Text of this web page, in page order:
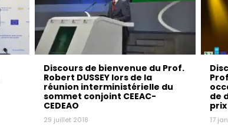
Discours de bienvenue du Prof.
Robert DUSSEY lors de la
réunion interministérielle du
sommet conjoint CEEAC-
CEDEAO
29 juillet 2018
de
17